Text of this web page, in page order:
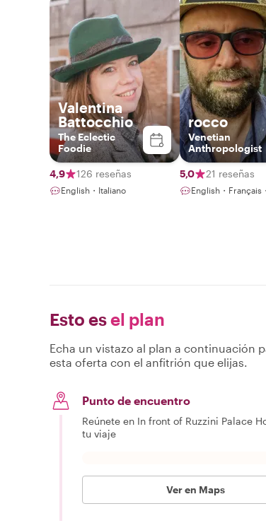
Valentina
Battocchio
The Eclectic
Foodie
4,9 126 reseñas
English・Italiano
rocco
Venetian
Anthropologist
5,0 21 reseñas
English・Français
Esto esel plan
Echa un vistazo al plan a continuación
esta oferta con el anfitrión que elijas.
Punto de encuentro
Reúnete en In front of Ruzzini Palace
tu viaje
Ver en Maps